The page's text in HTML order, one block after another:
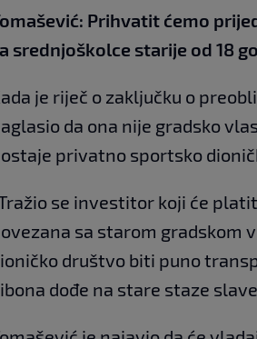
Prihvatit ćemo
srednjoškolce starije od 18
je riječ o zaključku o
da ona nije gradsko
privatno sportsko
se investitor koji će
sa starom gradskom
društvo biti puno
dođe na stare staze